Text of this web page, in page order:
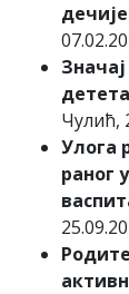
Чулић,
Улога
раног